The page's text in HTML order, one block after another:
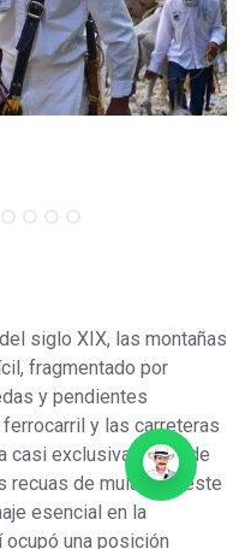
siglo XIX, las montañas
fragmentado por
y pendientes
y las carreteras
casi exclusivamente de
recuas de mulas. En este
esencial en la
una posición